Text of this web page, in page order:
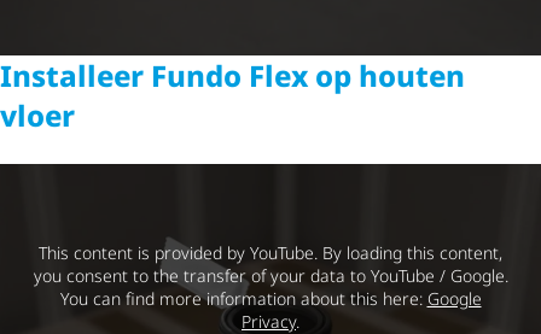
Installeer Fundo Flex op houten
vloer
This content is provided by YouTube. By loading this content,
you consent to the transfer of your data to YouTube / Google.
You can find more information about this here: Google
Privacy.